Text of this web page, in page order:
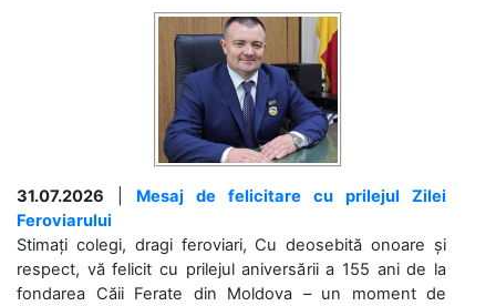
31.07.2026
Mesaj de felicitare cu prilejul Zilei
Feroviarului
Stimați colegi, dragi feroviari, Cu deosebită onoare și
respect, vă felicit cu prilejul aniversării a 155 ani de la
fondarea Căii Ferate din Moldova – un moment de